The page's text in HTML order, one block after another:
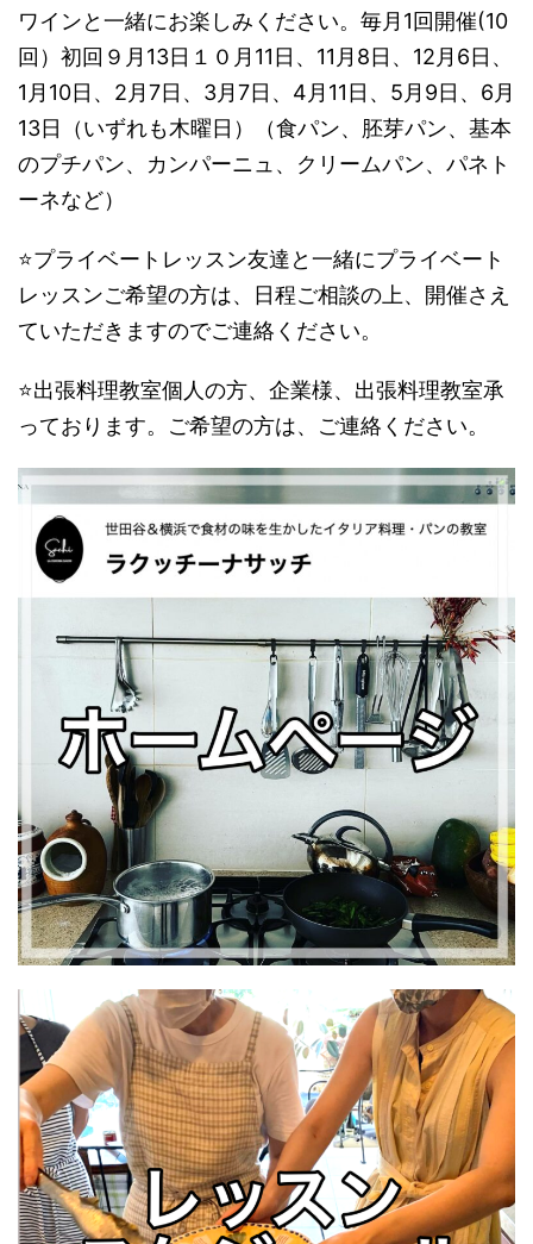
ワインと一緒にお楽しみください。毎月1回開催(10
回）初回９月13日１０月11日、11月8日、12月6日、
1月10日、2月7日、3月7日、4月11日、5月9日、6月
13日（いずれも木曜日）​（食パン、胚芽パン、基本
のプチパン、カンパーニュ、クリームパン、パネト
ーネなど） ​​
⭐️プライベートレッスン友達と一緒にプライベート
レッスンご希望の方は、日程ご相談の上、開催さえ
ていただきますのでご連絡ください。
​⭐️出張料理教室​個人の方、企業様、出張料理教室承
っております。ご希望の方は、ご連絡ください。